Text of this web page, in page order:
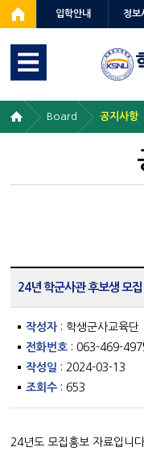
입학안내 정보
Board 공지사항
24년 학군사관 후보생 모
작성자: 학생군사교육단
전화번호: 063-469-
작성일 : 2024-03-13
조회수: 653
24년도 모집홍보 자료입니다.